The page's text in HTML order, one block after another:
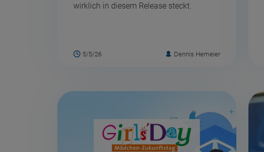
wirklich in diesem Release steckt.
5/5/26 Dennis Hemeier